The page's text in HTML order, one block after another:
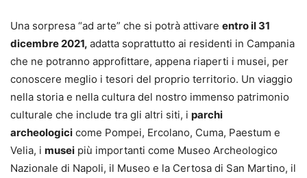
Una sorpresa “ad arte” che si potrà attivare entro il 31
dicembre 2021, adatta soprattutto ai residenti in Campania
che ne potranno approfittare, appena riaperti i musei, per
conoscere meglio i tesori del proprio territorio. Un viaggio
nella storia e nella cultura del nostro immenso patrimonio
culturale che include tra gli altri siti, i parchi
archeologici come Pompei, Ercolano, Cuma, Paestum e
Velia, i musei più importanti come Museo Archeologico
Nazionale di Napoli, il Museo e la Certosa di San Martino, il